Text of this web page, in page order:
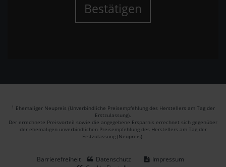
Bestätigen
1 Ehemaliger Neupreis (Unverbindliche Preisempfehlung des Herstellers am Tag der
Erstzulassung).
Der errechnete Preisvorteil sowie die angegebene Ersparnis errechnet sich gegenüber
der ehemaligen unverbindlichen Preisempfehlung des Herstellers am Tag der
Erstzulassung (Neupreis).
Barrierefreiheit Datenschutz
Impressum